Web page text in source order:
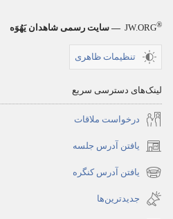
JW.ORG® — سایت رسمی شاهدان یَهُوَه
تنظیمات ظاهری
لینک‌های دسترسی سریع
درخواست ملاقات
یافتن آدرس جلسه
(پنجره‌ای
جدید
می‌شود)
یافتن آدرس کنگره
(پنجره‌ای
جدید
باز
جدیدترین‌ها